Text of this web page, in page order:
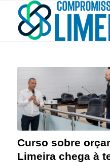
Curso sobre
Limeira chega à